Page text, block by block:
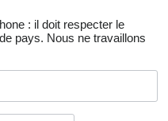
: il doit respecter le
pays. Nous ne travaillons